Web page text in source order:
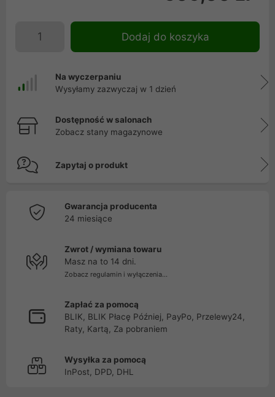
Dodaj do koszyka
Na wyczerpaniu
Wysyłamy zazwyczaj w 1 dzień
Dostępność w salonach
Zobacz stany magazynowe
Zapytaj o produkt
Gwarancja producenta
24 miesiące
Zwrot / wymiana towaru
Masz na to 14 dni.
Zobacz regulamin i wyłączenia...
Zapłać za pomocą
BLIK, BLIK Płacę Później, PayPo, Przelewy24,
Raty, Kartą, Za pobraniem
Wysyłka za pomocą
InPost, DPD, DHL